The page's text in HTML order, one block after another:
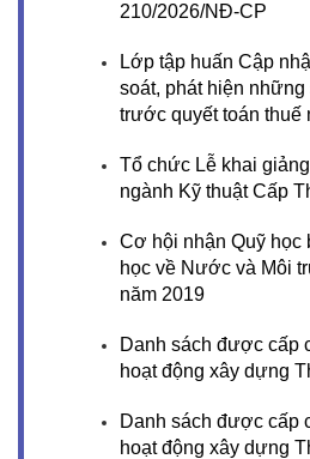
210/2026/NĐ-CP
Lớp tập huấn Cập
soát, phát hiện
trước quyết toán thuế
Tổ chức Lễ khai
ngành Kỹ thuật Cấp
Cơ hội nhận Quỹ học
học về Nước và Môi
năm 2019
Danh sách được cấp
hoạt động xây dựng
Danh sách được cấp
hoạt động xây dựng